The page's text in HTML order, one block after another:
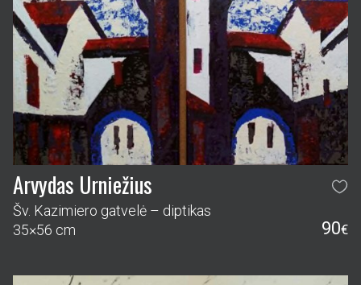
Arvydas Urniežius
Šv. Kazimiero gatvelė – diptikas
35×56 cm
90€